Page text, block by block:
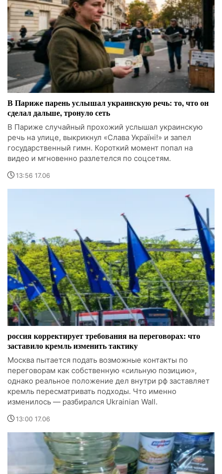
В Париже парень услышал украинскую речь: то, что он
сделал дальше, тронуло сеть
В Париже случайный прохожий услышал украинскую
речь на улице, выкрикнул «Слава Україні!» и запел
государственный гимн. Короткий момент попал на
видео и мгновенно разлетелся по соцсетям.
13:56 17.06
россия корректирует требования на переговорах: что
заставило кремль изменить тактику
Москва пытается подать возможные контакты по
переговорам как собственную «сильную позицию»,
однако реальное положение дел внутри рф заставляет
кремль пересматривать подходы. Что именно
изменилось — разбирался Ukrainian Wall.
13:00 17.06